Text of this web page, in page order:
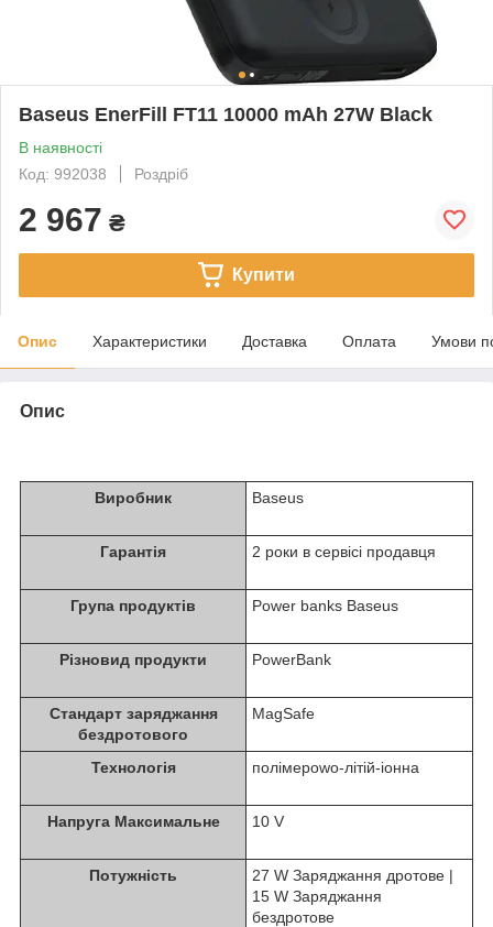
Baseus EnerFill FT11 10000 mAh 27W Black
В наявності
Код: 992038
Роздріб
2 967 ₴
Купити
Опис Характеристики Доставка Оплата Умови
Опис
Виробник Baseus
Гарантія 2 роки в сервісі продавця
Група продуктів Power banks Baseus
Різновид продукти PowerBank
Стандарт заряджання
бездротового
MagSafe
Технологія полімерowo-літій-іонна
Напруга Максимальне 10 V
Потужність
27 W Заряджання дротове |
15 W Заряджання
бездротове